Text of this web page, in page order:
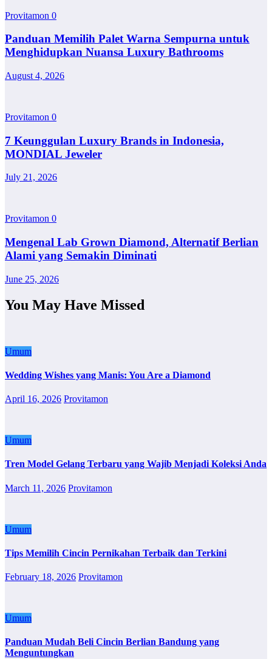
Provitamon 0
Panduan Memilih Palet Warna Sempurna untuk
Menghidupkan Nuansa Luxury Bathrooms
August 4, 2026
Provitamon 0
7 Keunggulan Luxury Brands in Indonesia,
MONDIAL Jeweler
July 21, 2026
Provitamon 0
Mengenal Lab Grown Diamond, Alternatif Berlian
Alami yang Semakin Diminati
June 25, 2026
You May Have Missed
Umum
Wedding Wishes yang Manis: You Are a Diamond
April 16, 2026 Provitamon
Umum
Tren Model Gelang Terbaru yang Wajib Menjadi Koleksi Anda
March 11, 2026 Provitamon
Umum
Tips Memilih Cincin Pernikahan Terbaik dan Terkini
February 18, 2026 Provitamon
Umum
Panduan Mudah Beli Cincin Berlian Bandung yang
Menguntungkan